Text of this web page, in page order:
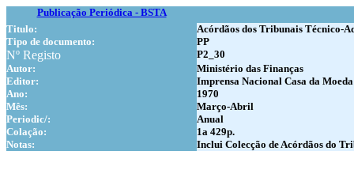
Publicação Periódica - BSTA
Titulo:
Acórdãos dos Tribunais Técnico-
Tipo de documento:
PP
Nº Registo
P2_30
Autor:
Ministério das Finanças
Editor:
Imprensa Nacional Casa da Moeda
Ano:
1970
Mês:
Março-Abril
Periodic/:
Anual
Colação:
1a 429p.
Notas:
Inclui Colecção de Acórdãos do